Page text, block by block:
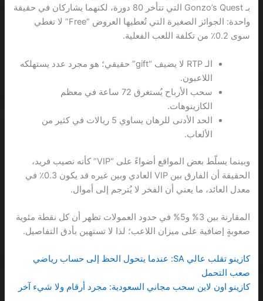
بـ Gonzo’s Quest التي تتأخر 80 دورة، لكنهما يشاركان في حقيقة
واحدة: الجوائز الصغيرة التي تُعطيها العروض “Free” لا تغطي
سوى 0.2٪ من تكلفة اللعب الفعلية.
الـ RTP لا يضيف “gift” حقيقي؛ هو مجرد عدد يستهلكه
اللاعبون.
سحب الأرباح يُستغرق 72 ساعة في معظم
الكازينوهات.
الحد الأدنى للرهان يساوي 5 ريالات في كثير من
الألعاب.
وبينما يسلّط بعض المواقع أضواءً على “VIP” كأنه نصيب فريد،
الحقيقة أن الفارق بين VIP العادي وبين غيره قد يكون 0.3٪ في
معدل العائد، ما يعني أن الفخر لا يُترجم إلى أموال.
المقارنة بين 3% و5% في حدود العمولات تظهر أن كل نقطة مئوية
صعوبةٍ إضافية على ميزان اللاعب؛ لذا لا تستهين بأدق التفاصيل.
كازينو تقلب عالي SA: عندما يتحول الحظ إلى حساب رياضي
صعب التحمل
كازينو اون لاين سحب مجاني السعودية: مجرد أرقام ولا شيء آخر